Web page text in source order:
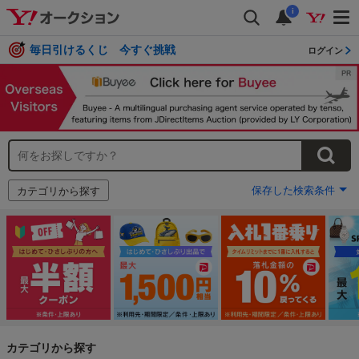
i
毎日引けるくじ 今すぐ挑戦 ログイン
カテゴリから探す 保存した検索条件
カテゴリから探す